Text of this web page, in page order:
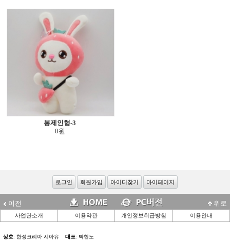
봉제인형-3
0원
로그인 회원가입 아이디찾기 마이페이지
이전 위로
사업단소개 이용약관 개인정보취급방침 이용안내
상호: 한성코리아 시아유 대표: 박현노